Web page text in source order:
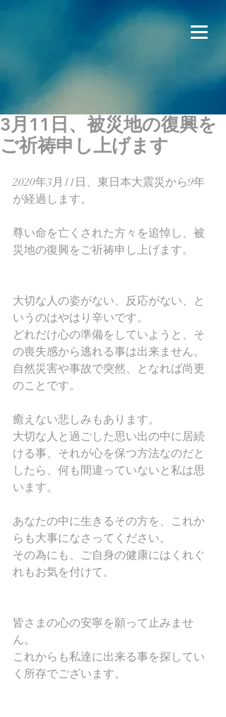
3月11日、被災地の復興を
ご祈祷申し上げます
2020年3月11日、東日本大震災から9年
が経過します。
尊い命を亡くされた方々を追悼し、被
災地の復興をご祈祷申し上げます。
大切な人の姿がない、反応がない、と
いうのはやはり辛いです。
どれだけ心の準備をしていようと、そ
の喪失感から逃れる事は出来ません。
自然災害や事故で突然、となれば尚更
のことです。
癒えない悲しみもあります。
大切な人と過ごした思い出の中に居続
ける事、それが心を保つ方法なのだと
したら、何も間違っていないと私は思
います。
あなたの中に生きるその方を、これか
らも大事になさってください。
その為にも、ご自身の健康にはくれぐ
れもお気を付けて。
皆さまの心の安寧を願って止みませ
ん。
これからも私達に出来る事を探してい
く所存でございます。